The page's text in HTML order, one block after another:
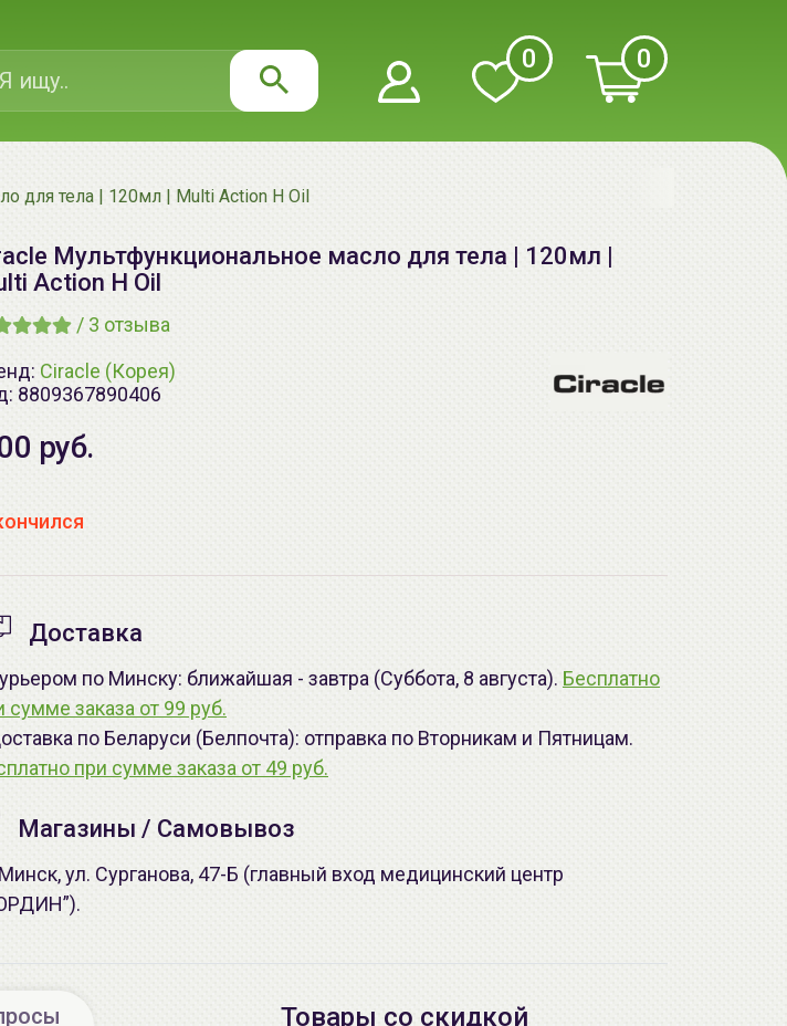
0 0
для тела | 120мл | Multi Action H Oil
Мультфункциональное масло для тела | 120мл |
Action H Oil
/ 3 отзыва
Ciracle (Корея)
8809367890406
руб.
Доставка
по Минску: ближайшая - завтра (Суббота, 8 августа). Бесплатно
сумме заказа от 99 руб.
по Беларуси (Белпочта): отправка по Вторникам и Пятницам.
при сумме заказа от 49 руб.
Магазины / Самовывоз
ул. Сурганова, 47-Б (главный вход медицинский центр
Товары со скидкой